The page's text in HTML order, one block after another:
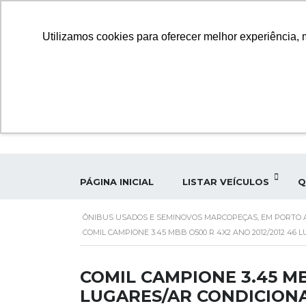
Utilizamos cookies para oferecer melhor
PÁGINA INICIAL LISTAR VEÍCULOS
ÔNIBUS USADOS E SEMINOVOS MARCOPEÇAS, EM PORTO
COMIL CAMPIONE 3.45 MBB O500 R 4X2 ANO 2012/2012 46
COMIL CAMPIONE 3.45
LUGARES/AR